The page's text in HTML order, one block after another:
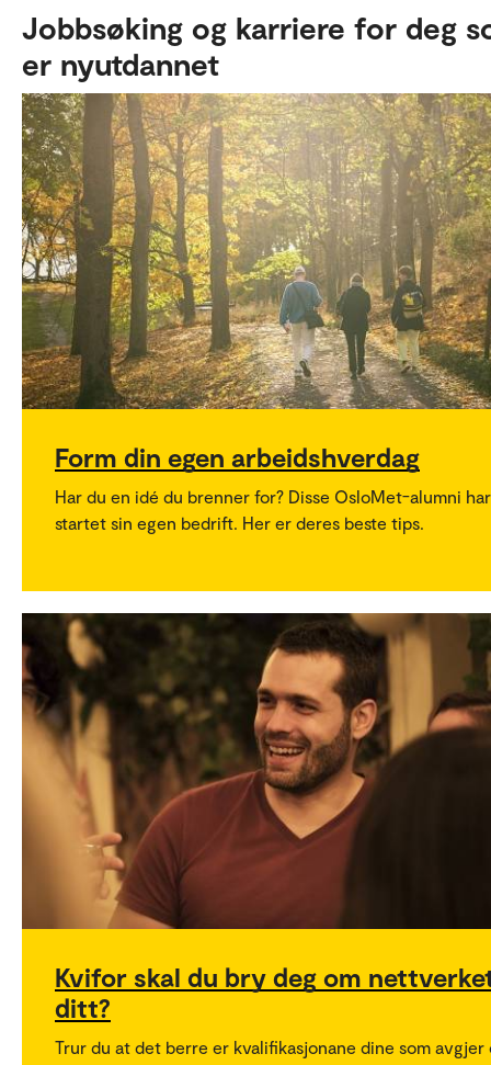
Jobbsøking og karriere for deg
er nyutdannet
Form din egen arbeidshverdag
Har du en idé du brenner for? Disse OsloMet-alumni har
startet sin egen bedrift. Her er deres beste tips.
Kvifor skal du bry deg om
ditt?
Trur du at det berre er kvalifikasjonane dine som avgjer